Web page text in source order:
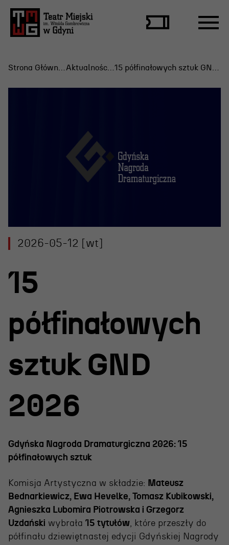
Scena Letnia
Aktualne spektakle
Gdyńska Nagroda Dramaturgiczna
Żurowskiego
Teatr
Historia teatru
Zespół artystyczny
Aktualności
Dostępny Teatr Miejski
Wynajem scen i spektakli
Spektakle wyjazdowe
Sponsorzy
Kontakt & Zespół
2026-05-12 [wt]
15
półfinałowych
sztuk GND
2026
Gdyńska Nagroda Dramaturgiczna 2026: 15
półfinałowych sztuk
Komisja Artystyczna w składzie: Mateusz
Bednarkiewicz, Ewa Hevelke, Tomasz Kubikowski,
Agnieszka Lubomira Piotrowska i Grzegorz
Uzdański wybrała 15 tytułów, które przeszły do
półfinału dziewiętnastej edycji Gdyńskiej Nagrody